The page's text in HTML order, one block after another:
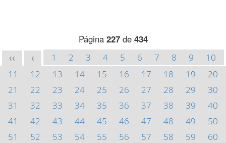
Página 227de 434
<< < 1 2 3 4 5 6 7 8 9
10
11
12 13 14 15 16 17 18 19
20
21
22 23 24 25 26 27 28 29
30
31
32 33 34 35 36 37 38 39
40
41
42 43 44 45 46 47 48 49
50
51
52 53 54 55 56 57 58 59
60